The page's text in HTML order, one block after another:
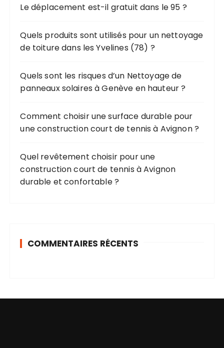
e
o
u
Le déplacement est-il gratuit dans le 95 ?
Quels produits sont utilisés pour un nettoyage
de toiture dans les Yvelines (78) ?
Quels sont les risques d’un Nettoyage de
panneaux solaires à Genève en hauteur ?
Comment choisir une surface durable pour
une construction court de tennis à Avignon ?
Quel revêtement choisir pour une
construction court de tennis à Avignon
durable et confortable ?
COMMENTAIRES RÉCENTS